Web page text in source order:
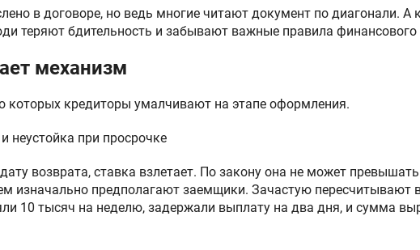
в договоре, но ведь многие читают документ по диагонали. А
теряют бдительность и забывают важные правила финансового
механизм
которых кредиторы умалчивают на этапе оформления.
неустойка при просрочке
возврата, ставка взлетает. По закону она не может превышать
изначально предполагают заемщики. Зачастую пересчитывают
10 тысяч на неделю, задержали выплату на два дня, и сумма